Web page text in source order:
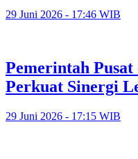
29 Juni 2026 - 17:46 WIB
Pemerintah Pusat
Perkuat Sinergi
29 Juni 2026 - 17:15 WIB